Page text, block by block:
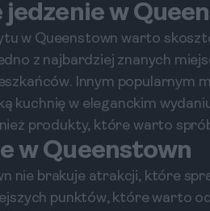
jedzenie w
w Queenstown warto
z najbardziej znanych
Innym popularnym
kuchnię w eleganckim
produkty, które warto
w Queenstown
nie brakuje atrakcji, które
punktów, które warto